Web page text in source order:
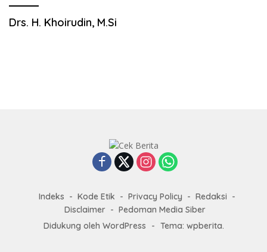
Drs. H. Khoirudin, M.Si
Indeks Kode Etik Privacy Policy
Redaksi
Disclaimer
Pedoman Media Siber
Didukung oleh WordPress
- Tema: wpberita.